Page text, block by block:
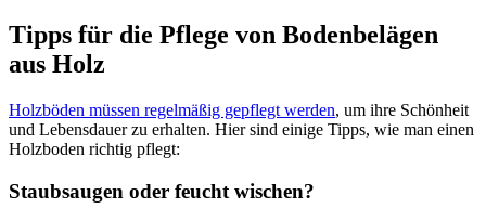
Tipps für die Pflege von Bodenbelägen
aus Holz
Holzböden müssen regelmäßig gepflegt werden, um ihre Schönheit
und Lebensdauer zu erhalten. Hier sind einige Tipps, wie man einen
Holzboden richtig pflegt:
Staubsaugen oder feucht wischen?